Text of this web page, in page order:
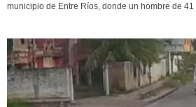
municipio de Entre Ríos, donde un hombre de 41